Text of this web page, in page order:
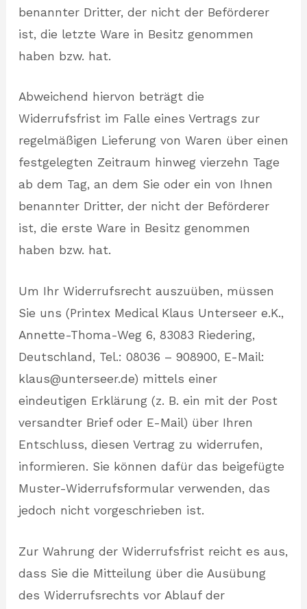
benannter Dritter, der nicht der Beförderer
ist, die letzte Ware in Besitz genommen
haben bzw. hat.
Abweichend hiervon beträgt die
Widerrufsfrist im Falle eines Vertrags zur
regelmäßigen Lieferung von Waren über einen
festgelegten Zeitraum hinweg vierzehn Tage
ab dem Tag, an dem Sie oder ein von Ihnen
benannter Dritter, der nicht der Beförderer
ist, die erste Ware in Besitz genommen
haben bzw. hat.
Um Ihr Widerrufsrecht auszuüben, müssen
Sie uns (Printex Medical Klaus Unterseer e.K.,
Annette-Thoma-Weg 6, 83083 Riedering,
Deutschland, Tel.: 08036 – 908900, E-Mail:
klaus@unterseer.de) mittels einer
eindeutigen Erklärung (z. B. ein mit der Post
versandter Brief oder E-Mail) über Ihren
Entschluss, diesen Vertrag zu widerrufen,
informieren. Sie können dafür das beigefügte
Muster-Widerrufsformular verwenden, das
jedoch nicht vorgeschrieben ist.
Zur Wahrung der Widerrufsfrist reicht es aus,
dass Sie die Mitteilung über die Ausübung
des Widerrufsrechts vor Ablauf der